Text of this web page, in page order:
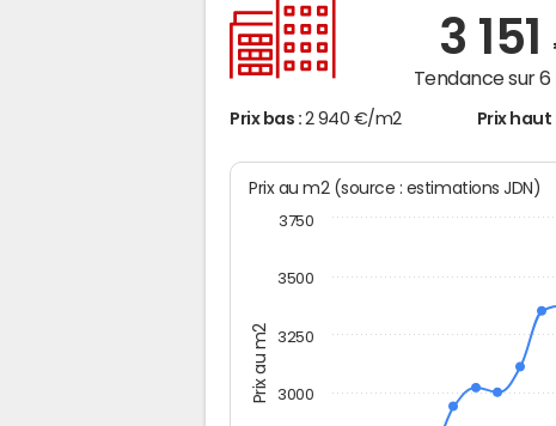
3 151
Tendance sur 6
Prix bas : 2 940 €/m2 Prix haut
Prix au m2
Prix au m2 (source : estimations JDN)
3000
3250
3500
3750